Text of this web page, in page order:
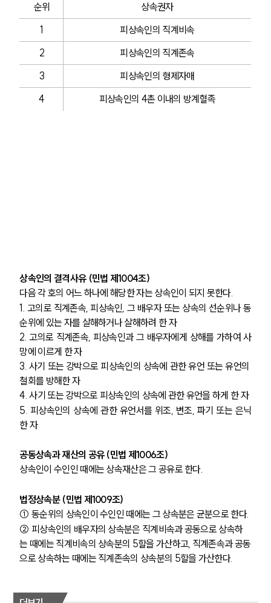
순위
상속권자
1
피상속인의 직계비속
2
피상속인의 직계존속
3
피상속인의 형제자매
4
피상속인의 4촌 이내의 방계혈족
상속인의 결격사유 (민법 제1004조)
다음 각 호의 어느 하나에 해당한 자는 상속인이 되지 못한다.
1. 고의로 직계존속, 피상속인, 그 배우자 또는 상속의 선순위나 동
순위에 있는 자를 살해하거나 살해하려 한 자
2. 고의로 직계존속, 피상속인과 그 배우자에게 상해를 가하여 사
망에 이르게 한 자
3. 사기 또는 강박으로 피상속인의 상속에 관한 유언 또는 유언의
철회를 방해한 자
4. 사기 또는 강박으로 피상속인의 상속에 관한 유언을 하게 한 자
5. 피상속인의 상속에 관한 유언서를 위조, 변조, 파기 또는 은닉
한 자
공동상속과 재산의 공유 (민법 제1006조)
상속인이 수인인 때에는 상속재산은 그 공유로 한다.
법정상속분 (민법 제1009조)
① 동순위의 상속인이 수인인 때에는 그 상속분은 균분으로 한다.
② 피상속인의 배우자의 상속분은 직계비속과 공동으로 상속하
는 때에는 직계비속의 상속분의 5할을 가산하고, 직계존속과 공동
으로 상속하는 때에는 직계존속의 상속분의 5할을 가산한다.